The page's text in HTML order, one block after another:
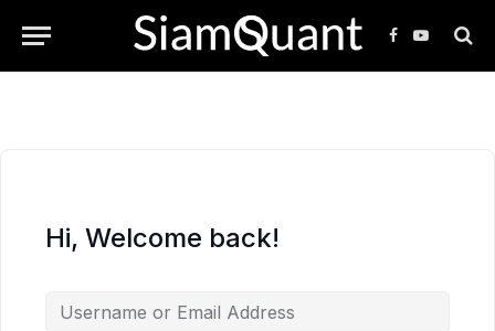
Facebook
YouTube
Hi, Welcome back!